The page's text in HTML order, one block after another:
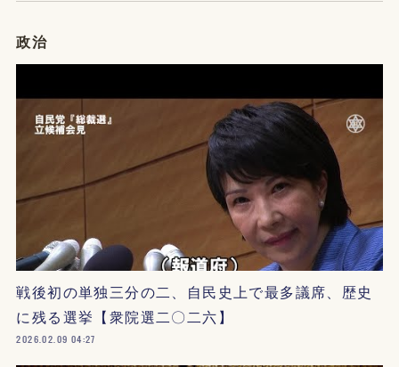
政治
戦後初の単独三分の二、自民史上で最多議席、歴史
に残る選挙【衆院選二〇二六】
2026.02.09 04:27